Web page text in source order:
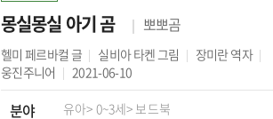
몽실몽실 아기 곰 뽀뽀곰
헬미 페르바컬 글 실비아 타켄그림 장미란역자
웅진주니어
2021-06-10
분야 유아> 0~3세> 보드북